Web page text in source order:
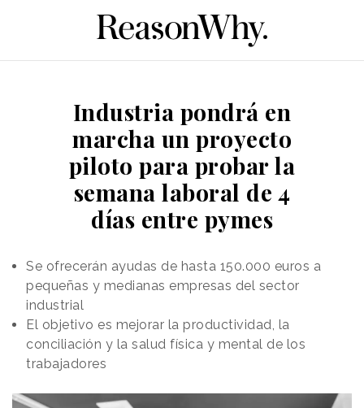
Industria pondrá en
marcha un proyecto
piloto para probar la
semana laboral de 4
días entre pymes
Se ofrecerán ayudas de hasta 150.000 euros a
pequeñas y medianas empresas del sector
industrial
El objetivo es mejorar la productividad, la
conciliación y la salud física y mental de los
trabajadores